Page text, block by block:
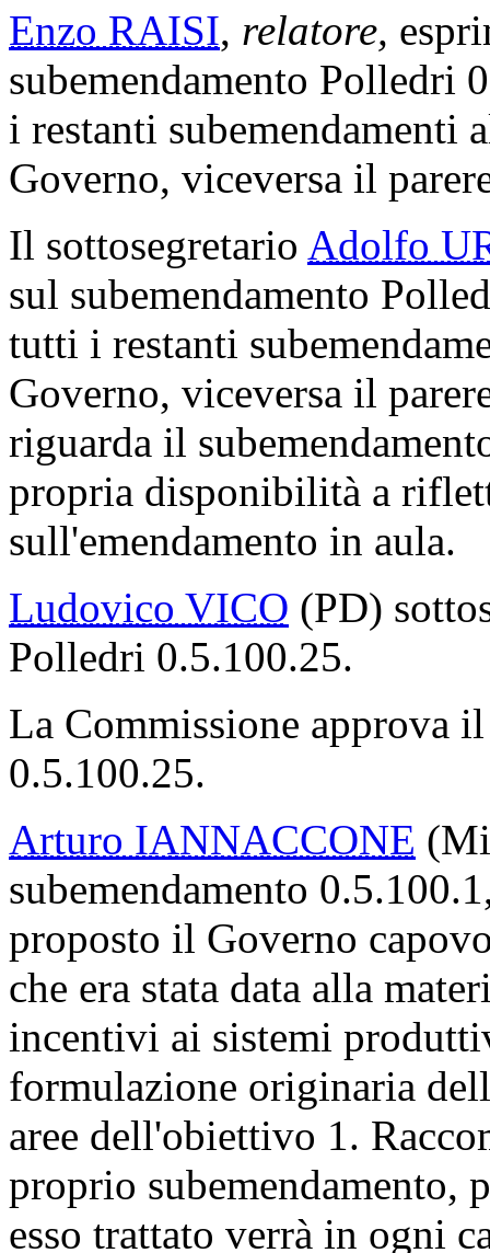
Enzo RAISI, relatore,
subemendamento
i restanti subemendamenti
Governo, viceversa il
Il sottosegretario Adolfo
sul subemendamento
tutti i restanti
Governo, viceversa il
riguarda il
propria disponibilità a
sull'emendamento in aula.
Ludovico VICO (PD)
Polledri 0.5.100.25.
La Commissione approva
0.5.100.25.
Arturo IANNACCONE
subemendamento
proposto il Governo
che era stata data alla
incentivi ai sistemi
formulazione originaria
aree dell'obiettivo 1.
proprio subemendamento,
esso trattato verrà in ogni